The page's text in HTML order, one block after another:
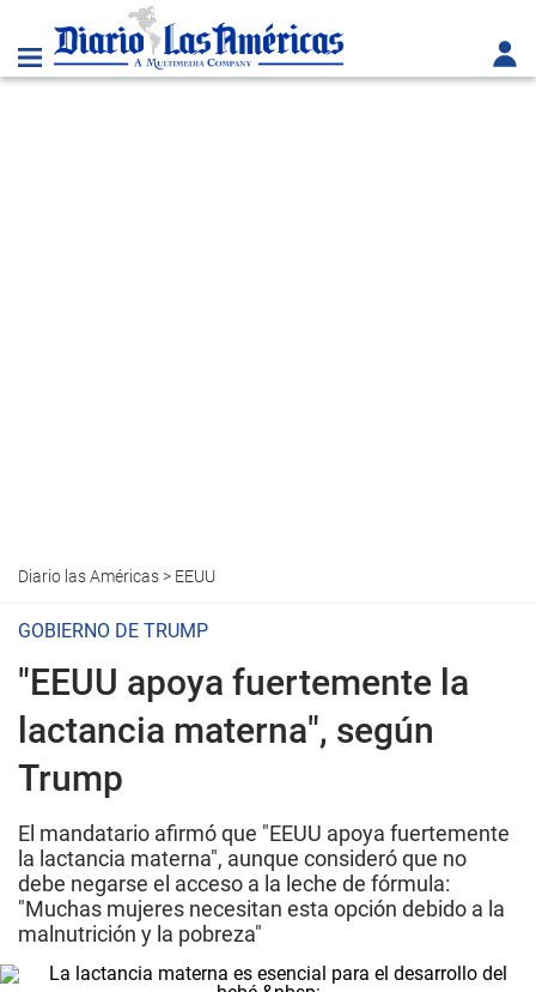
Diario las Américas> EEUU
GOBIERNO DE TRUMP
"EEUU apoya fuertemente la
lactancia materna", según
Trump
El mandatario afirmó que "EEUU apoya fuertemente
la lactancia materna", aunque consideró que no
debe negarse el acceso a la leche de fórmula:
"Muchas mujeres necesitan esta opción debido a la
malnutrición y la pobreza"